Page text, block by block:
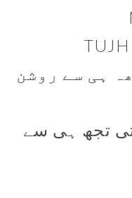
ہی سے روشن
تجھ ہی سے